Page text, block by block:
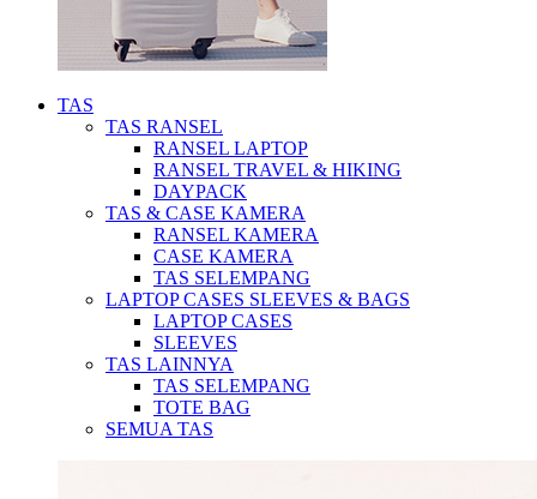
TAS
TAS RANSEL
RANSEL LAPTOP
RANSEL TRAVEL & HIKING
DAYPACK
TAS & CASE KAMERA
RANSEL KAMERA
CASE KAMERA
TAS SELEMPANG
LAPTOP CASES SLEEVES & BAGS
LAPTOP CASES
SLEEVES
TAS LAINNYA
TAS SELEMPANG
TOTE BAG
SEMUA TAS